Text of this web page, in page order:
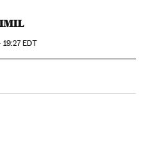
EDT